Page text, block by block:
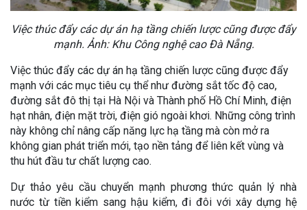
Việc thúc đẩy các dự án hạ tầng chiến lược cũng được đẩy
mạnh. Ảnh: Khu Công nghệ cao Đà Nẵng.
Việc thúc đẩy các dự án hạ tầng chiến lược cũng được đẩy
mạnh với các mục tiêu cụ thể như đường sắt tốc độ cao,
đường sắt đô thị tại Hà Nội và Thành phố Hồ Chí Minh, điện
hạt nhân, điện mặt trời, điện gió ngoài khơi. Những công trình
này không chỉ nâng cấp năng lực hạ tầng mà còn mở ra
không gian phát triển mới, tạo nền tảng để liên kết vùng và
thu hút đầu tư chất lượng cao.
Dự thảo yêu cầu chuyển mạnh phương thức quản lý nhà
nước từ tiền kiểm sang hậu kiểm, đi đôi với xây dựng hệ